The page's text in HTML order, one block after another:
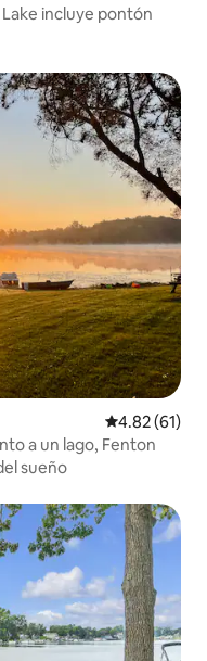
incluye pontón
Calificación
4.82 (61)
a un lago, Fenton
sueño